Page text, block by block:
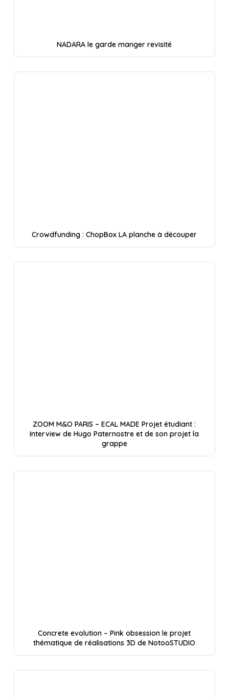
NADARA le garde manger revisité
Crowdfunding : ChopBox LA planche à découper
ZOOM M&O PARIS – ECAL MADE Projet étudiant :
Interview de Hugo Paternostre et de son projet la
grappe
Concrete evolution – Pink obsession le projet
thématique de réalisations 3D de NotooSTUDIO